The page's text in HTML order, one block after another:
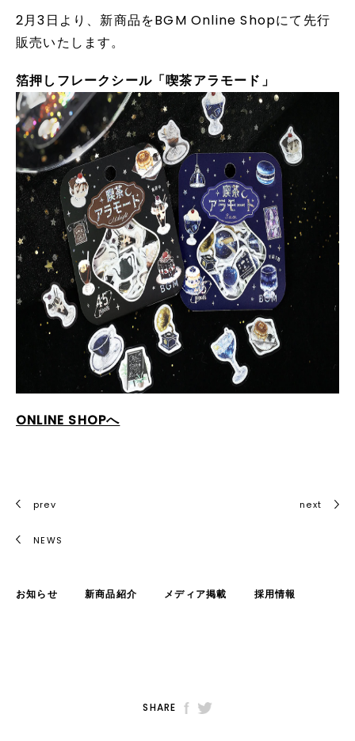
2月3日より、新商品をBGM Online Shopにて先行
販売いたします。
箔押しフレークシール「喫茶アラモード」
ONLINE SHOPへ
prev next
NEWS
お知らせ 新商品紹介 メディア掲載 採用情報
SHARE